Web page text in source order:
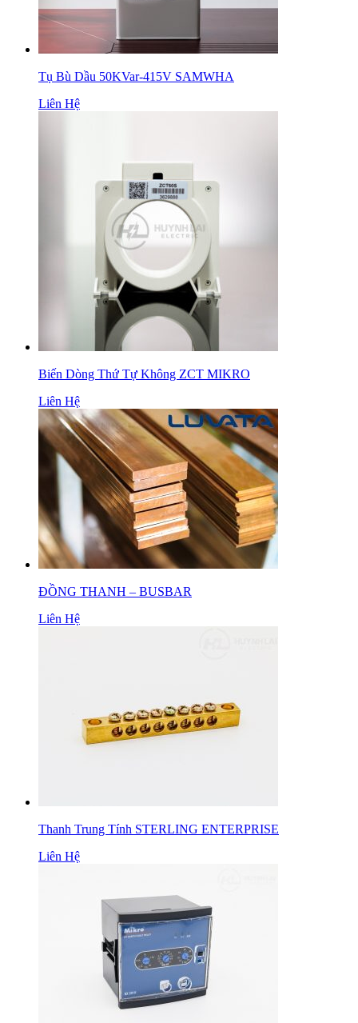
Tụ Bù Dầu 50KVar-415V SAMWHA
Liên Hệ
Biến Dòng Thứ Tự Không ZCT MIKRO
Liên Hệ
ĐỒNG THANH – BUSBAR
Liên Hệ
Thanh Trung Tính STERLING ENTERPRISE
Liên Hệ